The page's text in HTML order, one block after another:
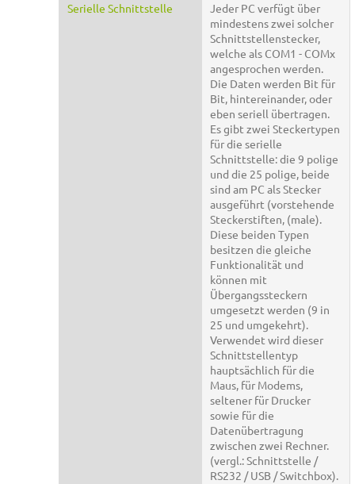
Serielle Schnittstelle
Jeder PC verfügt über
mindestens zwei solcher
Schnittstellenstecker,
welche als COM1 - COMx
angesprochen werden.
Die Daten werden Bit für
Bit, hintereinander, oder
eben seriell übertragen.
Es gibt zwei Steckertypen
für die serielle
Schnittstelle: die 9 polige
und die 25 polige, beide
sind am PC als Stecker
ausgeführt (vorstehende
Steckerstiften, (male).
Diese beiden Typen
besitzen die gleiche
Funktionalität und
können mit
Übergangssteckern
umgesetzt werden (9 in
25 und umgekehrt).
Verwendet wird dieser
Schnittstellentyp
hauptsächlich für die
Maus, für Modems,
seltener für Drucker
sowie für die
Datenübertragung
zwischen zwei Rechner.
(vergl.: Schnittstelle /
RS232 / USB / Switchbox).